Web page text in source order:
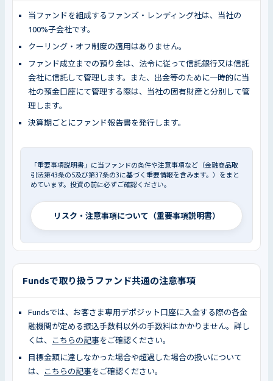
当ファンドを組成するファンズ・レンディング社は、当社の
100%子会社です。
クーリング・オフ制度の適用はありません。
ファンド成立までの預り金は、法令に従って信託銀行又は信託
会社に信託して管理します。また、出金等のために一時的に当
社の預金口座にて管理する際は、当社の固有財産と分別して管
理します。
決算期ごとにファンド報告書を発行します。
「重要事項説明書」に当ファンドの条件や注意事項など（金融商品取
引法第43条の5及び第37条の3に基づく重要情報を含みます。）をまと
めています。投資の前に必ずご確認ください。
リスク・注意事項について（重要事項説明書）
Fundsで取り扱うファンド共通の注意事項
Fundsでは、お客さま専用デポジット口座に入金する際の各金
融機関が定める振込手数料以外の手数料はかかりません。詳し
くは、
こちらの記事をご確認ください。
目標金額に達しなかった場合や超過した場合の扱いについて
は、
こちらの記事をご確認ください。